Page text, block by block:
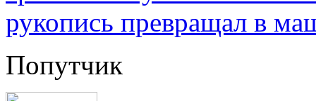
рукопись превращал в
Попутчик